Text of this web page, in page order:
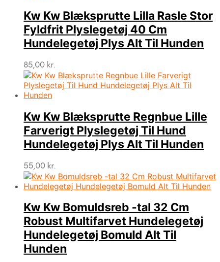
Kw Kw Blæksprutte Lilla Rasle Stor
Fyldfrit Plyslegetøj 40 Cm
Hundelegetøj Plys Alt Til Hunden
85,00 kr.
Kw Kw Blæksprutte Regnbue Lille
Farverigt Plyslegetøj Til Hund
Hundelegetøj Plys Alt Til Hunden
55,00 kr.
Kw Kw Bomuldsreb -tal 32 Cm
Robust Multifarvet Hundelegetøj
Hundelegetøj Bomuld Alt Til
Hunden